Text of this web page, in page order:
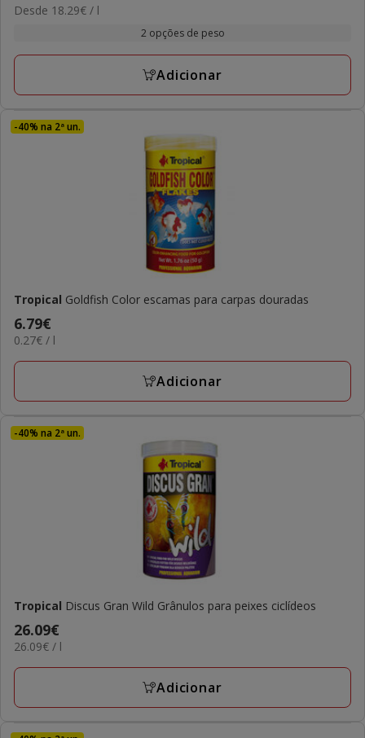
de
a
18.29€
Desde 18.29€ / l
2 opções de peso
Adicionar
-40% na 2ª un.
Tropical Goldfish Color escamas para carpas douradas
Preço
6.79€
6.79€
0.27€
L
0.27€ / l
Adicionar
-40% na 2ª un.
Tropical Discus Gran Wild Grânulos para peixes ciclídeos
Preço
26.09€
26.09€
26.09€
L
26.09€ / l
Adicionar